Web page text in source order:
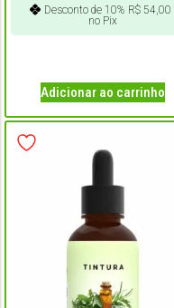
Desconto de 10% R$ 54,00
no Pix
Adicionar ao carrinho